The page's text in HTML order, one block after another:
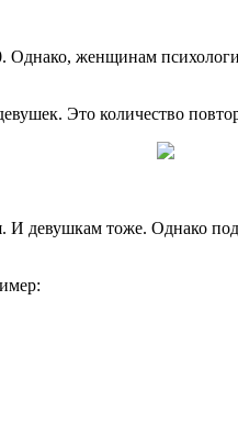
женщинам
Это количество
И девушкам тоже. Однако